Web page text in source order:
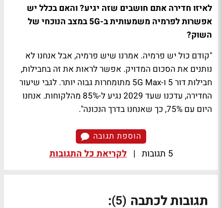
לאיזו חדירה אתם חושבים שזה יגיע? והאם בכלל יש
אפשרות לפרמיה משמעותית ב-5G במצב הנוכחי של
השוק?
"קודם כול יש פרמיה. אמרנו שיש פרמיה, אבל אנחנו לא
נותנים את הסכום המדויק. אפשר לראות את זה בחבילות,
חבילות דור 5 ו-5G Max מתומחרות גבוה יותר. לגבי שיעור
החדירה, עדכנו שעד 2029 נגיע ל-85% מהלקוחות. אנחנו
היום עם 75%, כך שאנחנו בדרך הנכונה".
הוספת תגובה
5 תגובות | לקריאת כל התגובות
תגובות לכתבה (5)
: